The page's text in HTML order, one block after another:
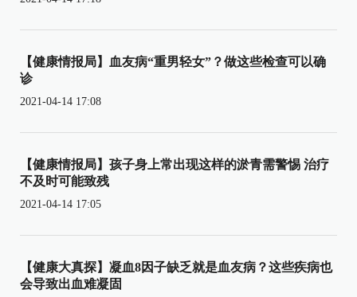
【健康情报局】血友病“重男轻女”？做这些检查可以确
诊
2021-04-14 17:08
【健康情报局】孩子身上常出现这样的淤青需警惕 治疗
不及时可能致残
2021-04-14 17:05
【健康大真探】凝血8因子缺乏就是血友病？这些疾病也
会导致出血难凝固